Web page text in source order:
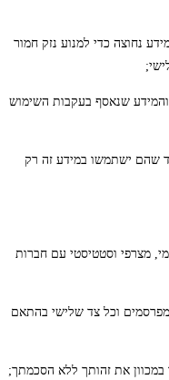
נחוצה כדי למנוע נזק חמור
והמידע שנאסף בעקבות השימוש
שהם ישתמשו במידע זה רק
מצרפי וסטטיסטי עם חברות
וכל צד שלישי בהתאם
במכוון את זהותך ללא הסכמתך;